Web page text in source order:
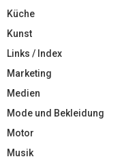
Küche
Kunst
Links / Index
Marketing
Medien
Mode und Bekleidung
Motor
Musik